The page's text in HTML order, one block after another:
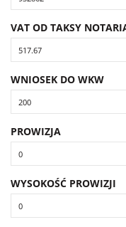
VAT OD TAKSY
WNIOSEK DO WKW
PROWIZJA
WYSOKOŚĆ PROWIZJI